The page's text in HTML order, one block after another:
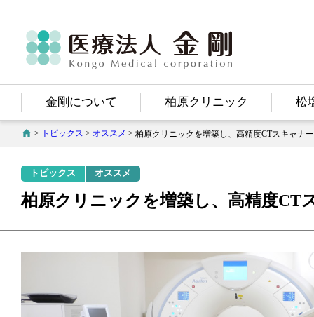
医療法人
金剛
Kongo Medical Corporation
金剛について 柏原クリニック 松
> トピックス > オススメ > 柏原クリニックを増築し、高精度CTスキャナ
トピックス オススメ
柏原クリニックを増築し、高精度CT